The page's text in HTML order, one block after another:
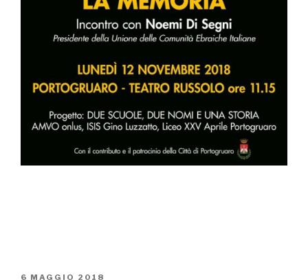
PUBBLICATO
6 MAGGIO 2018